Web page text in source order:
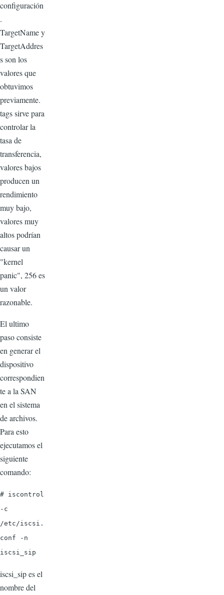
configuración
.
TargetName y
TargetAddres
s son los
valores que
obtuvimos
previamente.
tags sirve para
controlar la
tasa de
transferencia,
valores bajos
producen un
rendimiento
muy bajo,
valores muy
altos podrían
causar un
"kernel
panic", 256 es
un valor
razonable.
El ultimo
paso consiste
en generar el
dispositivo
correspondien
te a la SAN
en el sistema
de archivos.
Para esto
ejecutamos el
siguiente
comando:
# iscontrol
-c
/etc/iscsi.
conf -n
iscsi_sip
iscsi_sip es el
nombre del